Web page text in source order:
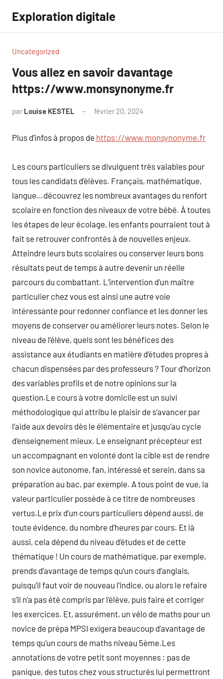
contenu
Exploration digitale
Uncategorized
Vous allez en savoir davantage
https://www.monsynonyme.fr
par Louise KESTEL février 20, 2024
Plus d’infos à propos de https://www.monsynonyme.fr
Les cours particuliers se divulguent très valables pour
tous les candidats d’élèves. Français, mathématique,
langue…découvrez les nombreux avantages du renfort
scolaire en fonction des niveaux de votre bébé. À toutes
les étapes de leur écolage, les enfants pourraient tout à
fait se retrouver confrontés à de nouvelles enjeux.
Atteindre leurs buts scolaires ou conserver leurs bons
résultats peut de temps à autre devenir un réelle
parcours du combattant. L’intervention d’un maître
particulier chez vous est ainsi une autre voie
intéressante pour redonner confiance et les donner les
moyens de conserver ou améliorer leurs notes. Selon le
niveau de l’élève, quels sont les bénéfices des
assistance aux étudiants en matière d’études propres à
chacun dispensées par des professeurs ? Tour d’horizon
des variables profils et de notre opinions sur la
question.Le cours à votre domicile est un suivi
méthodologique qui attribu le plaisir de s’avancer par
l’aide aux devoirs dès le élémentaire et jusqu’au cycle
d’enseignement mieux. Le enseignant précepteur est
un accompagnant en volonté dont la cible est de rendre
son novice autonome, fan, intéressé et serein, dans sa
préparation au bac, par exemple. A tous point de vue, la
valeur particulier possède à ce titre de nombreuses
vertus.Le prix d’un cours particuliers dépend aussi, de
toute évidence, du nombre d’heures par cours. Et là
aussi, cela dépend du niveau d’études et de cette
thématique ! Un cours de mathématique, par exemple,
prends d’avantage de temps qu’un cours d’anglais,
puisqu’il faut voir de nouveau l’indice, ou alors le refaire
s’il n’a pas été compris par l’élève, puis faire et corriger
les exercices. Et, assurément, un vélo de maths pour un
novice de prépa MPSI exigera beaucoup d’avantage de
temps qu’un cours de maths niveau 5ème.Les
annotations de votre petit sont moyennes : pas de
panique, des tutos chez vous structurés lui permettront